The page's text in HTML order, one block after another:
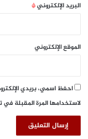
البريد الإلكتروني*
الموقع الإلكتروني
احفظ اسمي، بريدي
لاستخدامها المرة المقبلة